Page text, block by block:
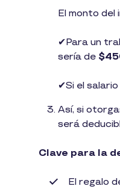
El monto del
✔︎Para un
sería de
✔︎Si el
Así, si
será
Clave para la
El regalo